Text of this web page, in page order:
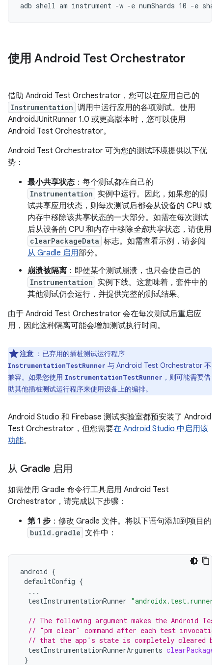
使用 Android Test Orchestrator
借助 Android Test Orchestrator，您可以在应用自己的
Instrumentation 调用中运行应用的各项测试。使用
AndroidJUnitRunner 1.0 或更高版本时，您可以使用
Android Test Orchestrator。
Android Test Orchestrator 可为您的测试环境提供以下优
势：
最小共享状态 ：每个测试都在自己的
Instrumentation 实例中运行。因此，如果您的测
试共享应用状态，则每次测试后都会从设备的 CPU 或
内存中移除该共享状态的一大部分。如需在每次测试
后从设备的 CPU 和内存中移除全部共享状态，请使用
clearPackageData 标志。如需查看示例，请参阅
从 Gradle 启用部分。
崩溃被隔离 ：即使某个测试崩溃，也只会使自己的
Instrumentation 实例下线。这意味着，套件中的
其他测试仍会运行，并提供完整的测试结果。
由于 Android Test Orchestrator 会在每次测试后重启应
用，因此这种隔离可能会增加测试执行时间。
注意 ：已弃用的插桩测试运行程序
InstrumentationTestRunner 与 Android Test Orchestrator 不
兼容。如果您使用 InstrumentationTestRunner ，则可能需要借
助其他插桩测试运行程序来使用设备上的编排。
Android Studio 和 Firebase 测试实验室都预安装了 Android
Test Orchestrator，但您需要在 Android Studio 中启用该
功能。
从 Gradle 启用
如需使用 Gradle 命令行工具启用 Android Test
Orchestrator，请完成以下步骤：
第 1 步 ：修改 Gradle 文件。将以下语句添加到项目的
build.gradle 文件中：
android {
defaultConfig {
...
testInstrumentationRunner
// The following argument makes the Android
// "pm clear" command after each test invocation.
// that the app's state is completely cleared
testInstrumentationRunnerArguments
}